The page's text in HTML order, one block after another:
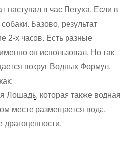
наступал в чаc Петуха. Если в
Базово, результат
2-х часов. Есть разные
он использовал. Но так
вокруг Водных Формул.
Лошадь, которая также водная
месте размещается вода.